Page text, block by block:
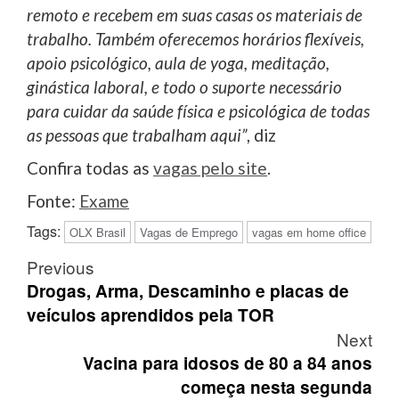
remoto e recebem em suas casas os materiais de
trabalho. Também oferecemos horários flexíveis,
apoio psicológico, aula de yoga, meditação,
ginástica laboral, e todo o suporte necessário
para cuidar da saúde física e psicológica de todas
as pessoas que trabalham aqui”, diz
Confira todas as vagas pelo site
Fonte: Exame
Tags: OLX Brasil Vagas de Emprego vagas em home office
Post
navigation
Previous
Drogas, Arma, Descaminho e placas de
veículos aprendidos pela TOR
Next
Vacina para idosos de 80 a 84 anos
começa nesta segunda